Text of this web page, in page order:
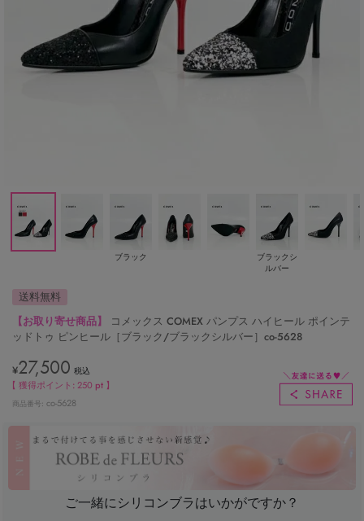
ブラック
ブラックシ
ルバー
送料無料
【お取り寄せ商品】
コメックス COMEX パンプス ハイヒール ポインテ
ッドトゥ ピンヒール［ブラック/ブラックシルバー］co-5628
¥27,500 税込
【 獲得ポイント:250 pt 】
商品番号 co-5628
ご一緒にシリコンブラはいかがですか？